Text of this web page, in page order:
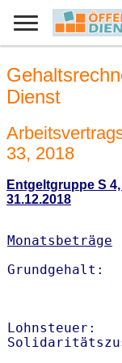
Dienst
33, 2018
Entgeltgruppe S
31.12.2018
Monatsbeträge
Lohnsteuer: